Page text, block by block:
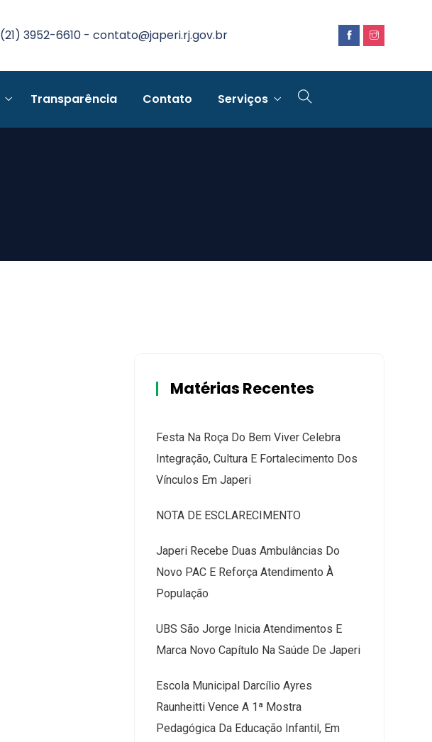
(21) 3952-6610 - contato@japeri.rj.gov.br
Transparência Contato Serviços
Matérias Recentes
Festa Na Roça Do Bem Viver Celebra
Integração, Cultura E Fortalecimento Dos
Vínculos Em Japeri
NOTA DE ESCLARECIMENTO
Japeri Recebe Duas Ambulâncias Do
Novo PAC E Reforça Atendimento À
População
UBS São Jorge Inicia Atendimentos E
Marca Novo Capítulo Na Saúde De Japeri
Escola Municipal Darcílio Ayres
Raunheitti Vence A 1ª Mostra
Pedagógica Da Educação Infantil, Em